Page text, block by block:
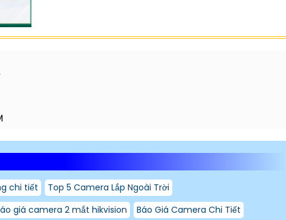
chi tiết
Top 5 Camera Lắp Ngoài Trời
giá camera 2 mắt hikvision
Báo Giá Camera Chi Tiết